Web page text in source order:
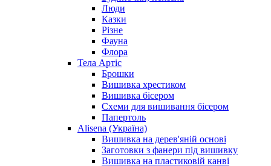
Люди
Казки
Різне
Фауна
Флора
Тела Артіс
Брошки
Вишивка хрестиком
Вишивка бісером
Схеми для вишивання бісером
Папертоль
Alisena (Україна)
Вишивка на дерев'яній основі
Заготовки з фанери під вишивку
Вишивка на пластиковій канві